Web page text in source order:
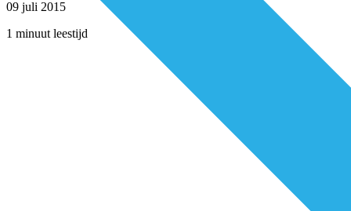
09 juli 2015
1 minuut leestijd